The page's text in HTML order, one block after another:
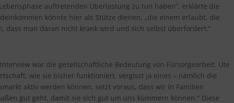
auftretenden Überlastung zu tun haben“, erklärte die
könnte hier als Stütze dienen, „die einem erlaubt, die
dass man daran nicht krank wird und sich selbst überfordert.“
war die gesellschaftliche Bedeutung von Fürsorgearbeit. Ute
wie sie bisher funktioniert, vergisst ja eines – nämlich die
aktiv werden können, setzt voraus, dass wir in Familien
gut geht, damit sie sich gut um uns kümmern können.“ Diese